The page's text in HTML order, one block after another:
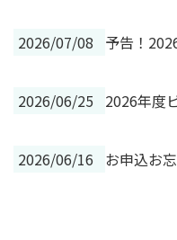
2026/07/08 予告！
2026/06/25 2026年度
2026/06/16 お申込お